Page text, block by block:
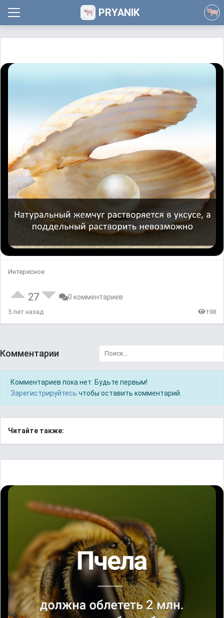
PRYANIK
Интересное
27 0 комментариев
5 лет назад 198
Комментарии
Комментариев пока нет. Будьте первым!
Зарегистрируйтесь чтобы оставить комментарий.
Читайте также: